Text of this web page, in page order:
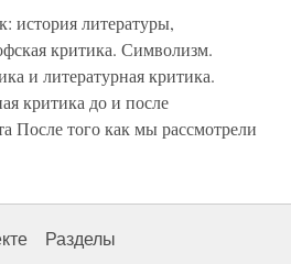
литературы,
критика. Символизм.
и литературная критика.
критика до и после
После того как мы рассмотрели
Разделы